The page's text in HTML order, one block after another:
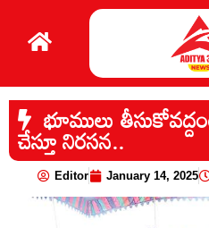
భూములు
చేస్తూ నిరసన..
Editor January 14, 2025